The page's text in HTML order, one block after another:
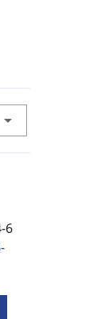
arrow_drop_down
6